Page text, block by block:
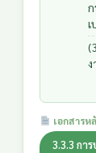
ง
เอกสารห
3.3.3 กา